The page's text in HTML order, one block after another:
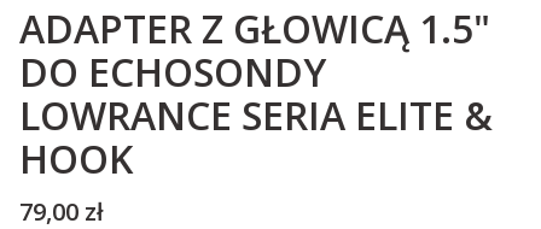
ADAPTER Z GŁOWICĄ 1.5"
DO ECHOSONDY
LOWRANCE SERIA ELITE &
HOOK
Cena
79,00 zł